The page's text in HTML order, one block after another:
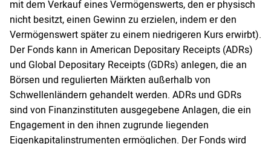
mit dem Verkauf eines Vermögenswerts, den er physisch
nicht besitzt, einen Gewinn zu erzielen, indem er den
Vermögenswert später zu einem niedrigeren Kurs erwirbt).
Der Fonds kann in American Depositary Receipts (ADRs)
und Global Depositary Receipts (GDRs) anlegen, die an
Börsen und regulierten Märkten außerhalb von
Schwellenländern gehandelt werden. ADRs und GDRs
sind von Finanzinstituten ausgegebene Anlagen, die ein
Engagement in den ihnen zugrunde liegenden
Eigenkapitalinstrumenten ermöglichen. Der Fonds wird